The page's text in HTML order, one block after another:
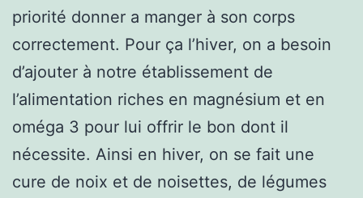
priorité donner a manger à son corps
correctement. Pour ça l’hiver, on a besoin
d’ajouter à notre établissement de
l’alimentation riches en magnésium et en
oméga 3 pour lui offrir le bon dont il
nécessite. Ainsi en hiver, on se fait une
cure de noix et de noisettes, de légumes